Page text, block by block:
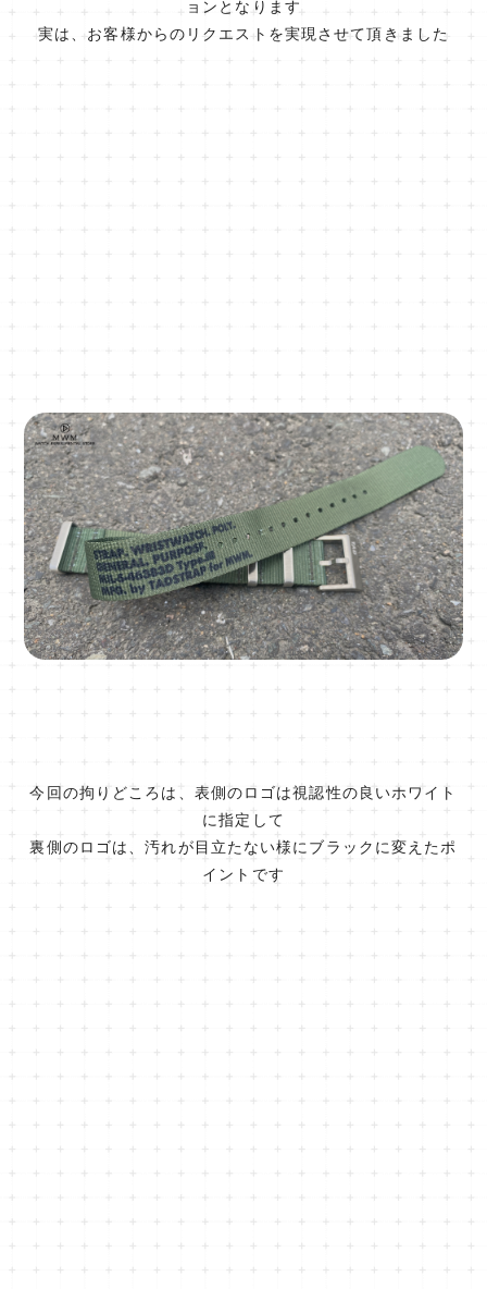
ョンとなります
実は、お客様からのリクエストを実現させて頂きました
今回の拘りどころは、表側のロゴは視認性の良いホワイト
に指定して
裏側のロゴは、汚れが目立たない様にブラックに変えたポ
イントです